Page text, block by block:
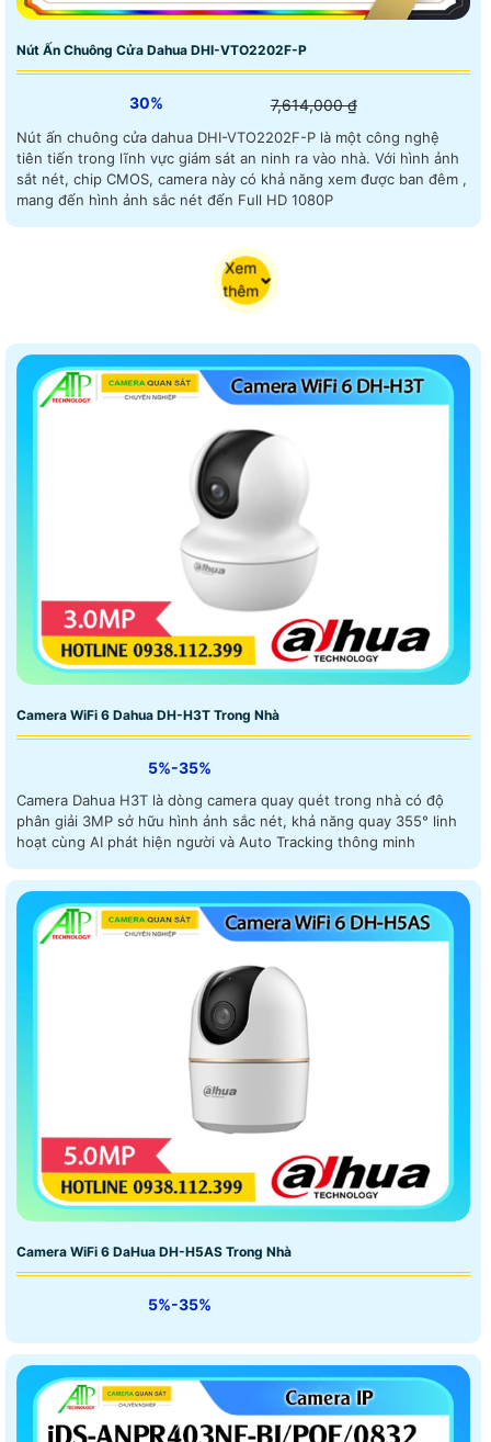
Nút Ấn Chuông Cửa Dahua DHI-VTO2202F-P
30% 7,614,000 ₫
Nút ấn chuông cửa dahua DHI-VTO2202F-P là một công nghệ
tiên tiến trong lĩnh vực giám sát an ninh ra vào nhà. Với hình ảnh
sắt nét, chip CMOS, camera này có khả năng xem được ban đêm ,
mang đến hình ảnh sắc nét đến Full HD 1080P
Xem
thêm
Camera WiFi 6 Dahua DH-H3T Trong Nhà
5%-35%
Camera Dahua H3T là dòng camera quay quét trong nhà có độ
phân giải 3MP sở hữu hình ảnh sắc nét, khả năng quay 355° linh
hoạt cùng AI phát hiện người và Auto Tracking thông minh
Camera WiFi 6 DaHua DH-H5AS Trong Nhà
5%-35%